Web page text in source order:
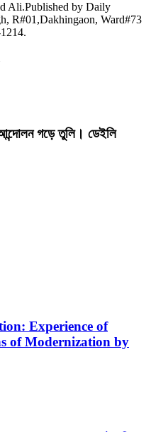
Ali.Published by Daily
R#01,Dakhingaon, Ward#73
গড়ে তুলি। ডেইলি
Experience of
of Modernization by